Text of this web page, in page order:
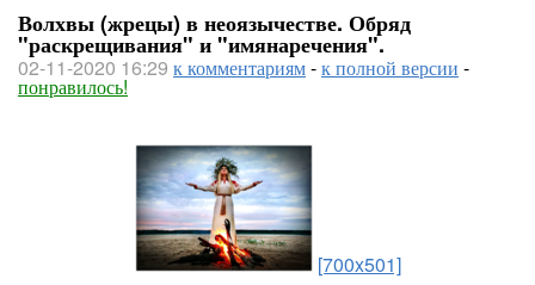
Волхвы (жрецы) в неоязычестве. Обряд
"раскрещивания" и "имянаречения".
02-11-2020 16:29 к комментариям-к полной версии -
понравилось!
[700x501]